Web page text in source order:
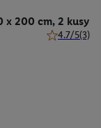
x 200 cm, 2 kusy
4.7/5(3)